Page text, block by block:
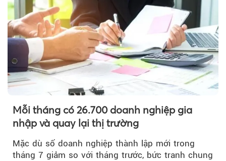
Mỗi tháng có 26.700 doanh nghiệp gia
nhập và quay lại thị trường
Mặc dù số doanh nghiệp thành lập mới trong
tháng 7 giảm so với tháng trước, bức tranh chung